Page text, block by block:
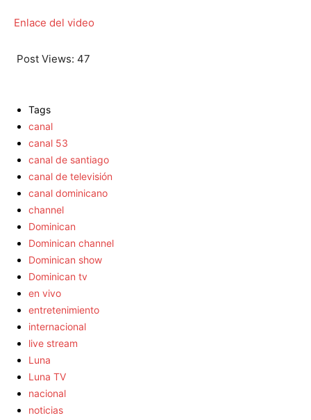
Enlace del video
Post Views: 47
Tags
canal
canal 53
canal de santiago
canal de televisión
canal dominicano
channel
Dominican
Dominican channel
Dominican show
Dominican tv
en vivo
entretenimiento
internacional
live stream
Luna
Luna TV
nacional
noticias